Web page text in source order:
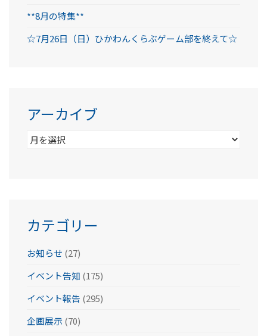
**8月の特集**
☆7月26日（日）ひかわんくらぶゲーム部を終えて☆
アーカイブ
ア
カテゴリー
お知らせ (27)
イベント告知 (175)
イベント報告 (295)
企画展示(70)